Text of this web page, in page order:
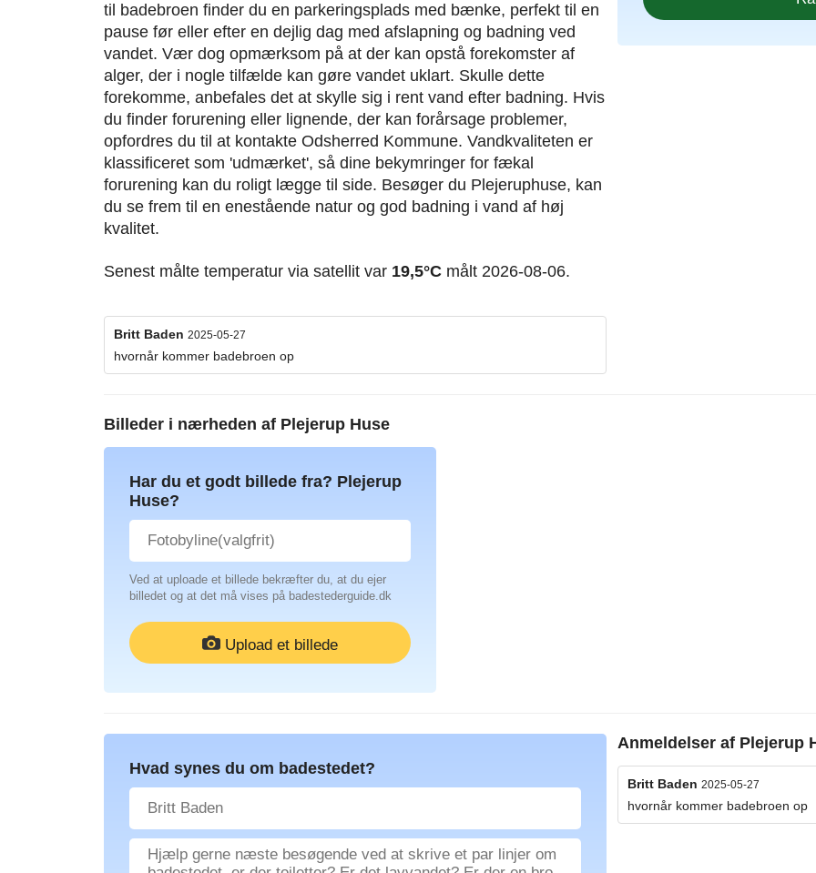
til badebroen finder du en parkeringsplads med bænke, perfekt til en
pause før eller efter en dejlig dag med afslapning og badning ved
vandet. Vær dog opmærksom på at der kan opstå forekomster af
alger, der i nogle tilfælde kan gøre vandet uklart. Skulle dette
forekomme, anbefales det at skylle sig i rent vand efter badning. Hvis
du finder forurening eller lignende, der kan forårsage problemer,
opfordres du til at kontakte Odsherred Kommune. Vandkvaliteten er
klassificeret som 'udmærket', så dine bekymringer for fækal
forurening kan du roligt lægge til side. Besøger du Plejeruphuse, kan
du se frem til en enestående natur og god badning i vand af høj
kvalitet.
Senest målte temperatur via satellit var 19,5°C målt 2026-08-06.
Britt Baden 2025-05-27
hvornår kommer badebroen op
Billeder i nærheden af Plejerup Huse
Har du et godt billede fra? Plejerup
Huse?
Ved at uploade et billede bekræfter du, at du ejer
billedet og at det må vises på badestederguide.dk
Upload et billede
Anmeldelser af Plejerup
Britt Baden 2025-05-27
hvornår kommer badebroen op
Hvad synes du om badestedet?